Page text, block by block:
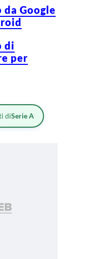
da Google
di
per
diSerie A